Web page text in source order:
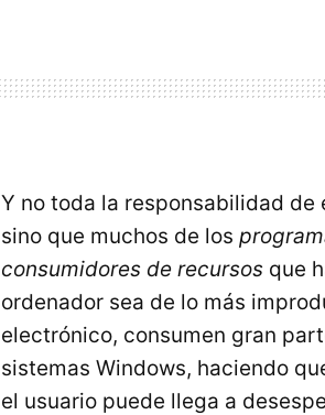
Y no toda la responsabilidad
sino que muchos de los
consumidores de recursos que
ordenador sea de lo más
electrónico, consumen gran
sistemas Windows, haciendo
el usuario puede llega a